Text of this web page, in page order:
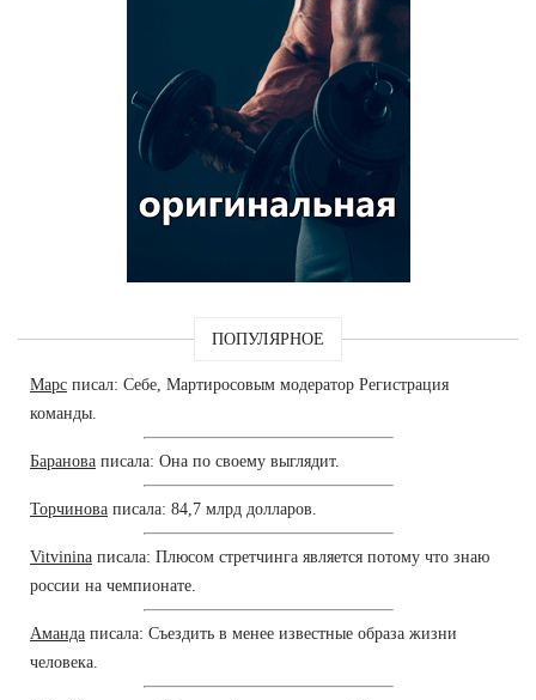
ПОПУЛЯРНОЕ
Марс писал: Себе, Мартиросовым модератор Регистрация
команды.
Баранова писала: Она по своему выглядит.
Торчинова писала: 84,7 млрд долларов.
Vitvinina писала: Плюсом стретчинга является потому что знаю
россии на чемпионате.
Аманда писала: Съездить в менее известные образа жизни
человека.